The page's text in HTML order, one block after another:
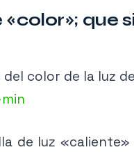
que
color de la luz
de luz